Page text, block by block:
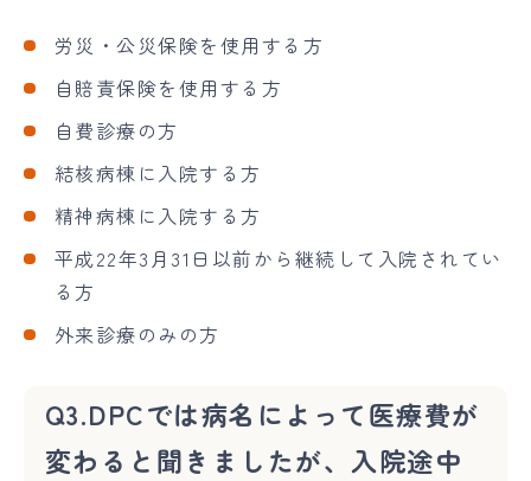
労災・公災保険を使用する方
自賠責保険を使用する方
自費診療の方
結核病棟に入院する方
精神病棟に入院する方
平成22年3月31日以前から継続して入院されてい
る方
外来診療のみの方
Q3.DPCでは病名によって医療費が
変わると聞きましたが、入院途中